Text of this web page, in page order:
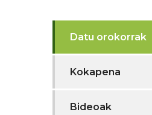
Datu orokorrak
Kokapena
Bideoak